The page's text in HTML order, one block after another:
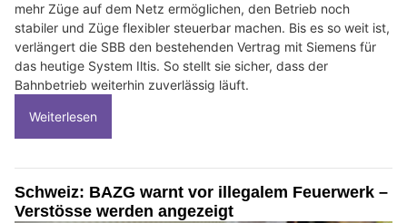
mehr Züge auf dem Netz ermöglichen, den Betrieb noch
stabiler und Züge flexibler steuerbar machen. Bis es so weit ist,
verlängert die SBB den bestehenden Vertrag mit Siemens für
das heutige System Iltis. So stellt sie sicher, dass der
Bahnbetrieb weiterhin zuverlässig läuft.
Weiterlesen
Schweiz: BAZG warnt vor illegalem Feuerwerk –
Verstösse werden angezeigt